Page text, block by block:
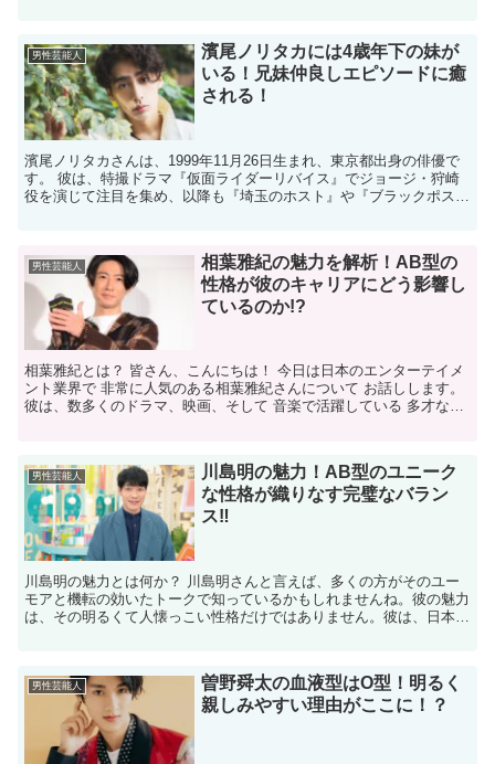
男性芸能人
濱尾ノリタカには4歳年下の妹が
いる！兄妹仲良しエピソードに癒
される！
濱尾ノリタカさんは、1999年11月26日生まれ、東京都出身の俳優で
す。​ 彼は、特撮ドラマ『仮面ライダーリバイス』でジョージ・狩崎
役を演じて注目を集め、以降も『埼玉のホスト』や『ブラックポスト
男性芸能人
相葉雅紀の魅力を解析！AB型の
性格が彼のキャリアにどう影響し
ているのか!?
相葉雅紀とは？ 皆さん、こんにちは！ 今日は日本のエンターテイメ
ント業界で 非常に人気のある相葉雅紀さんについて お話しします。
彼は、数多くのドラマ、映画、そして 音楽で活躍している 多才なア
男性芸能人
川島明の魅力！AB型のユニーク
な性格が織りなす完璧なバラン
ス‼
川島明の魅力とは何か？ 川島明さんと言えば、多くの方がそのユー
モアと機転の効いたトークで知っているかもしれませんね。彼の魅力
は、その明るくて人懐っこい性格だけではありません。彼は、日本の
男性芸能人
曽野舜太の血液型はO型！明るく
親しみやすい理由がここに！？